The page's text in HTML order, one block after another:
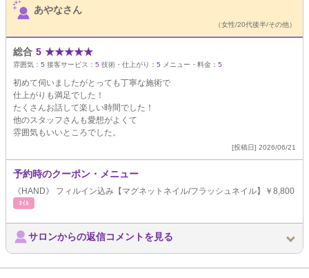
あやなさん
（女性/20代後半/その他）
総合 5 ★★★★★
雰囲気： 5 接客サービス： 5 技術・仕上がり： 5 メニュー・料金： 5
初めて伺いましたがとっても丁寧な施術で
仕上がりも満足でした！
たくさんお話して楽しい時間でした！
他のスタッフさんも愛想がよくて
雰囲気もいいところでした。
[投稿日] 2026/06/21
予約時のクーポン・メニュー
《HAND》 フィルイン込み【マグネットネイル/フラッシュネイル】￥8,800
ﾈｲﾙ
サロンからの返信コメントを見る